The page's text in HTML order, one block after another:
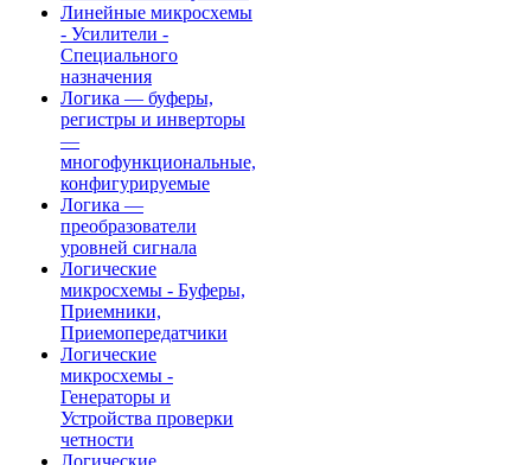
Линейные микросхемы
- Усилители -
Специального
назначения
Логика — буферы,
регистры и инверторы
—
многофункциональные,
конфигурируемые
Логика —
преобразователи
уровней сигнала
Логические
микросхемы - Буферы,
Приемники,
Приемопередатчики
Логические
микросхемы -
Генераторы и
Устройства проверки
четности
Логические